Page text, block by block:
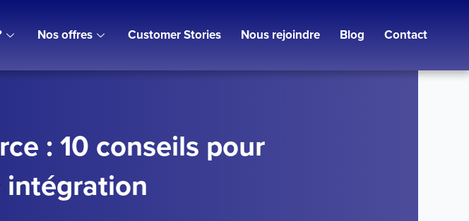
Nos offres Customer Stories Nous rejoindre Blog Contact
: 10 conseils pour